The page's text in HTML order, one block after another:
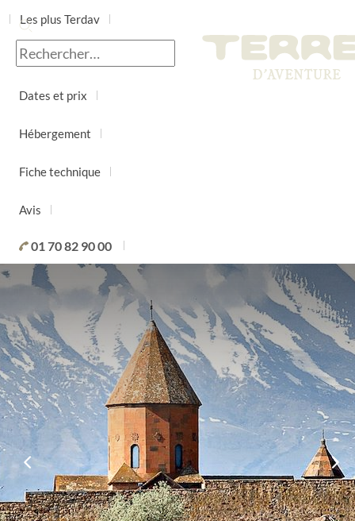
Les plus Terdav
Jour par jour
Dates et prix
Hébergement
Fiche technique
Avis
01 70 82 90 00